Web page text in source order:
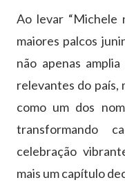
Ao levar “Michele
maiores palcos
não apenas
relevantes do país,
como um dos
transformando
celebração
mais um capítulo